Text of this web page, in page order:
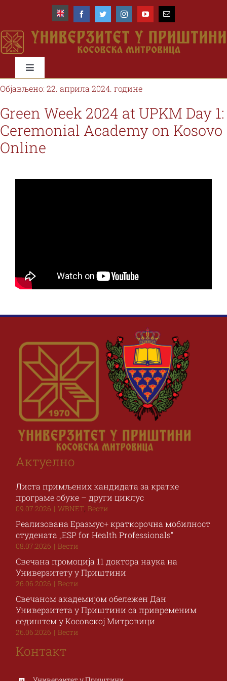
content
Toggle
Navigation
Почетна
Универзитет
Објављено: 22. априла 2024. године
Green Week 2024 at UPKM Day 1:
Ceremonial Academy on Kosovo
Online
Актуелно
Листа примљених кандидата за кратке
програме обуке – други циклус
09.07.2026 | WBNET,Вести
Реализована Еразмус+ краткорочна мобилност
студената „ESP for Health Professionals“
08.07.2026 | Вести
Свечана промоција 11 доктора наука на
Универзитету у Приштини
26.06.2026 | Вести
Свечаном академијом обележен Дан
Универзитета у Приштини са привременим
седиштем у Косовској Митровици
26.06.2026 | Вести
Контакт